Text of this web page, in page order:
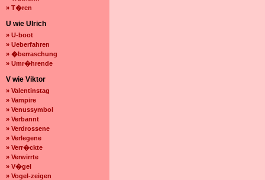
» T�ren
U wie Ulrich
» U-boot
» Ueberfahren
» �berraschung
» Umr�hrende
V wie Viktor
» Valentinstag
» Vampire
» Venussymbol
» Verbannt
» Verdrossene
» Verlegene
» Verr�ckte
» Verwirrte
» V�gel
» Vogel-zeigen